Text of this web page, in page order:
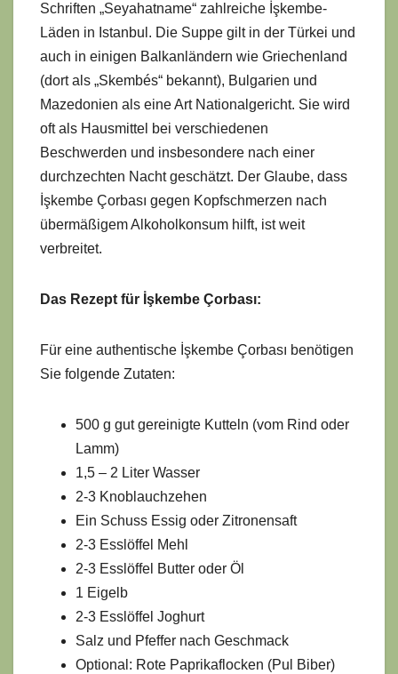
Schriften „Seyahatname“ zahlreiche İşkembe-
Läden in Istanbul. Die Suppe gilt in der Türkei und
auch in einigen Balkanländern wie Griechenland
(dort als „Skembés“ bekannt), Bulgarien und
Mazedonien als eine Art Nationalgericht. Sie wird
oft als Hausmittel bei verschiedenen
Beschwerden und insbesondere nach einer
durchzechten Nacht geschätzt. Der Glaube, dass
İşkembe Çorbası gegen Kopfschmerzen nach
übermäßigem Alkoholkonsum hilft, ist weit
verbreitet.
Das Rezept für İşkembe Çorbası:
Für eine authentische İşkembe Çorbası benötigen
Sie folgende Zutaten:
500 g gut gereinigte Kutteln (vom Rind oder
Lamm)
1,5 – 2 Liter Wasser
2-3 Knoblauchzehen
Ein Schuss Essig oder Zitronensaft
2-3 Esslöffel Mehl
2-3 Esslöffel Butter oder Öl
1 Eigelb
2-3 Esslöffel Joghurt
Salz und Pfeffer nach Geschmack
Optional: Rote Paprikaflocken (Pul Biber)